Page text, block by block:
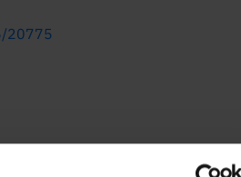
20775